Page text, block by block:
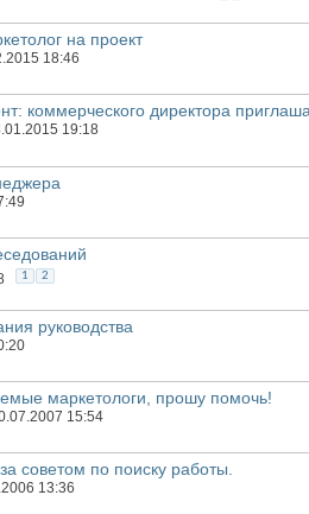
на проект
18:46
коммерческого директора
19:18
1 2
руководства
маркетологи, прошу помочь!
15:54
советом по поиску работы.
13:36